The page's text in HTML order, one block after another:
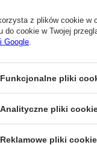
z plików cookie w
do cookie w Twojej
Google
Funkcjonalne pliki
Analityczne pliki
Reklamowe pliki cookie